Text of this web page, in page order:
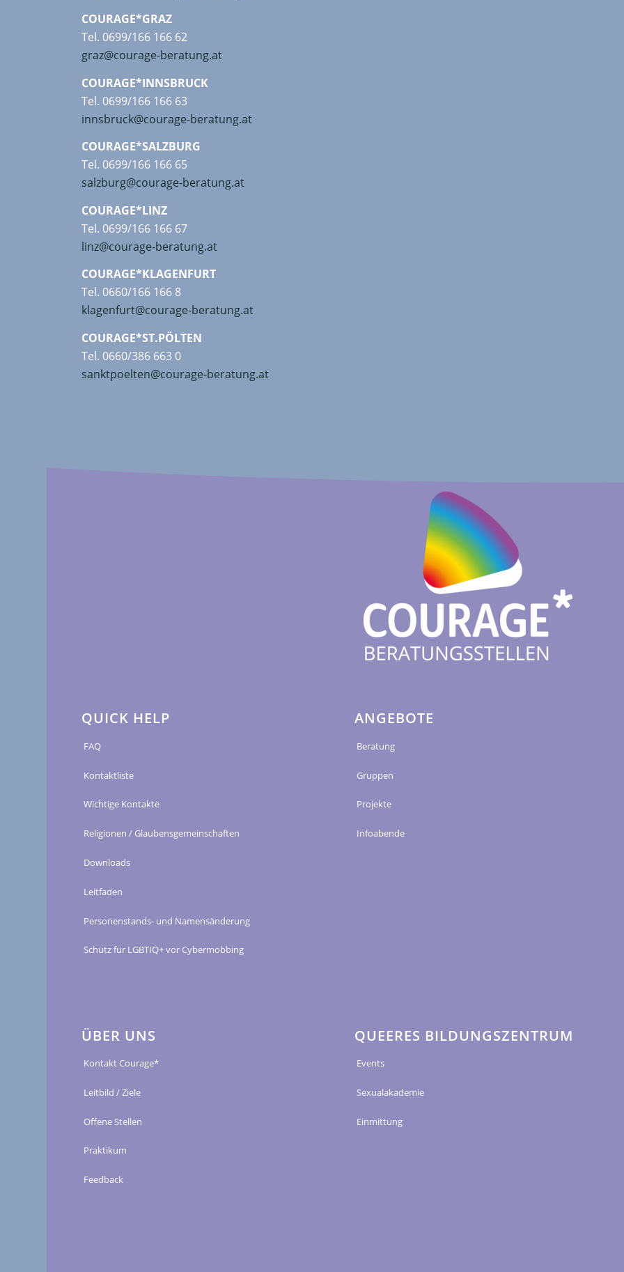
COURAGE*GRAZ
Tel. 0699/166 166 62
graz@courage-beratung.at
COURAGE*INNSBRUCK
Tel. 0699/166 166 63
innsbruck@courage-beratung.at
COURAGE*SALZBURG
Tel. 0699/166 166 65
salzburg@courage-beratung.at
COURAGE*LINZ
Tel. 0699/166 166 67
linz@courage-beratung.at
COURAGE*KLAGENFURT
Tel. 0660/166 166 8
klagenfurt@courage-beratung.at
COURAGE*ST.PÖLTEN
Tel. 0660/386 663 0
sanktpoelten@courage-beratung.at
QUICK HELP
FAQ
Kontaktliste
Wichtige Kontakte
Religionen / Glaubensgemeinschaften
Downloads
Leitfaden
Personenstands- und Namensänderung
Schütz für LGBTIQ+ vor Cybermobbing
ANGEBOTE
Beratung
Gruppen
Projekte
Infoabende
ÜBER UNS
Kontakt Courage*
Leitbild / Ziele
Offene Stellen
Praktikum
Feedback
QUEERES BILDUNGSZENTRUM
Events
Sexualakademie
Einmittung